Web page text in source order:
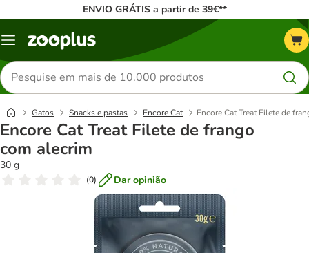
ENVIO GRÁTIS a partir de 39€**
Menu
Pesquisar
produtos
Gatos Snacks e pastas Encore Cat Encore Cat Treat Filete de
Encore Cat Treat Filete de frango
com alecrim
30 g
(0) Dar opinião